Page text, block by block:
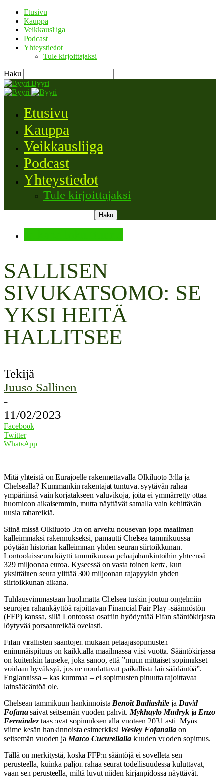
Etusivu
Kauppa
Veikkausliiga
Podcast
Yhteystiedot
Tule kirjoittajaksi
Haku
Byyri
Etusivu
Kauppa
Veikkausliiga
Podcast
Yhteystiedot
Tule kirjoittajaksi
SALLISEN
SIVUKATSOMO: SE
YKSI HEITÄ
HALLITSEE
Tekijä
Juuso Sallinen
-
11/02/2023
Facebook
Twitter
WhatsApp
Mitä yhteistä on Eurajoelle rakennettavalla Olkiluoto 3:lla ja
Chelsealla? Kummankin rakentajat tuntuvat syytävän rahaa
ympäriinsä vain korjatakseen valuvikoja, joita ei ymmärretty ottaa
huomioon aikaisemmin, mutta näyttävät samalla vain kehittävän
uusia rahareikiä.
Siinä missä Olkiluoto 3:n on arveltu nousevan jopa maailman
kalleimmaksi rakennukseksi, pamautti Chelsea tammikuussa
pöytään historian kalleimman yhden seuran siirtoikkunan.
Lontoolaisseura käytti tammikuussa pelaajahankintoihin yhteensä
329 miljoonaa euroa. Kyseessä on vasta toinen kerta, kun
yksittäinen seura ylittää 300 miljoonan rajapyykin yhden
siirtoikkunan aikana.
Tuhlausvimmastaan huolimatta Chelsea tuskin joutuu ongelmiin
seurojen rahankäyttöä rajoittavan Financial Fair Play -säännöstön
(FFP) kanssa, sillä Lontoossa osattiin hyödyntää Fifan sääntökirjasta
löytyvää porsaanreikää ovelasti.
Fifan virallisten sääntöjen mukaan pelaajasopimusten
enimmäispituus on kaikkialla maailmassa viisi vuotta. Sääntökirjassa
on kuitenkin lauseke, joka sanoo, että ”muun mittaiset sopimukset
voidaan hyväksyä, jos ne noudattavat paikallista lainsäädäntöä”.
Englannissa – kas kummaa – ei sopimusten pituutta rajoittavaa
lainsäädäntöä ole.
Chelsean tammikuun hankinnoista Benoît Badiashile ja David
Fofana saivat seitsemän vuoden pahvit. Mykhaylo Mudryk ja Enzo
Fernández taas ovat sopimuksen alla vuoteen 2031 asti. Myös
viime kesän hankinnoista esimerkiksi Wesley Fofanalla on
seitsemän vuoden ja Marco Cucurellalla kuuden vuoden sopimus.
Tällä on merkitystä, koska FFP:n sääntöjä ei sovelleta sen
perusteella, kuinka paljon rahaa seurat todellisuudessa kuluttavat,
vaan sen perusteella, miltä luvut niiden kirjanpidossa näyttävät.